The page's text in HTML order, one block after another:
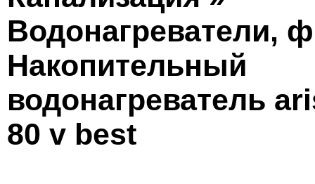
Водонагреватели,
Накопительный
водонагреватель
80 v best